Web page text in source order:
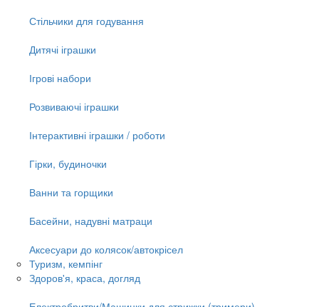
Стільчики для годування
Дитячі іграшки
Ігрові набори
Розвиваючі іграшки
Інтерактивні іграшки / роботи
Гірки, будиночки
Ванни та горщики
Басейни, надувні матраци
Аксесуари до колясок/автокрісел
Туризм, кемпінг
Здоров'я, краса, догляд